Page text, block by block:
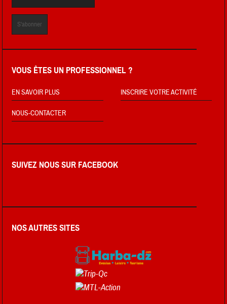
VOUS ÊTES UN PROFESSIONNEL ?
EN SAVOIR PLUS INSCRIRE VOTRE ACTIVITÉ
NOUS-CONTACTER
SUIVEZ NOUS SUR FACEBOOK
NOS AUTRES SITES